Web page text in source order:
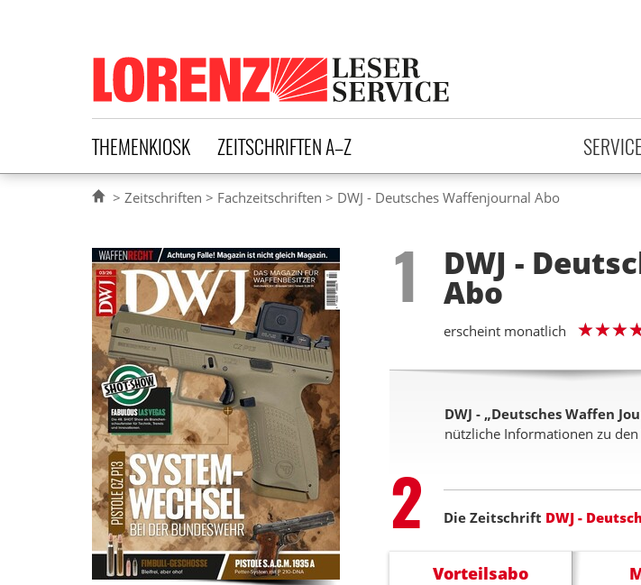
Lorenz Leserservice
THEMENKIOSK ZEITSCHRIFTEN A–Z SERVICE
Zeitschriften Fachzeitschriften DWJ - Deutsches Waffenjournal Abo
Step
1 DWJ -
Abo
erscheint monatlich
DWJ - „Deutsches Waffen
nützliche Informationen zu
Step
2 Die Zeitschrift DWJ -
Vorteilsabo